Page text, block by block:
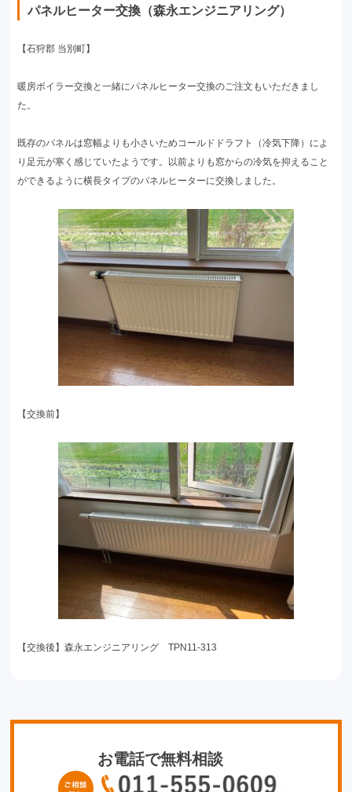
パネルヒーター交換（森永エンジニアリング）
【石狩郡 当別町】
暖房ボイラー交換と一緒にパネルヒーター交換のご注文もいただきまし
た。
既存のパネルは窓幅よりも小さいためコールドドラフト（冷気下降）によ
り足元が寒く感じていたようです。以前よりも窓からの冷気を抑えること
ができるように横長タイプのパネルヒーターに交換しました。
【交換前】
【交換後】森永エンジニアリング TPN11-313
お電話で無料相談